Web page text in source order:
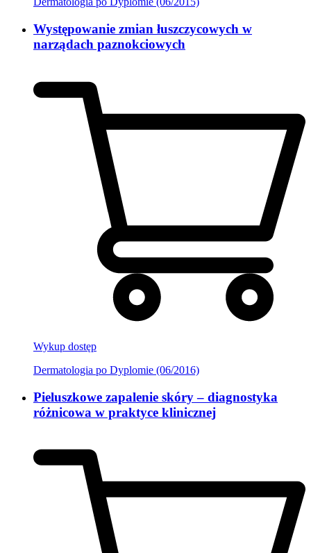
Występowanie zmian łuszczycowych w
narządach paznokciowych
Wykup dostęp
Dermatologia po Dyplomie (06/2016)
Pieluszkowe zapalenie skóry – diagnostyka
różnicowa w praktyce klinicznej